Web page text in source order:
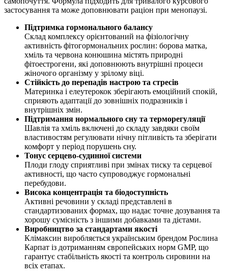
застосування та може доповнювати раціон при менопаузі.
Підтримка гормонального балансу
Склад комплексу орієнтований на фізіологічну
активність фітогормональних рослин: борова матка,
хміль та червона конюшина містять природні
фітоестрогени, які доповнюють внутрішні процеси
жіночого організму у зрілому віці.
Стійкість до перепадів настрою та стресів
Материнка і елеутерокок зберігають емоційний спокій,
сприяють адаптації до зовнішніх подразників і
внутрішніх змін.
Підтримання нормального сну та терморегуляції
Шавлія та хміль включені до складу завдяки своїм
властивостям регулювати нічну пітливість та зберігати
комфорт у період порушень сну.
Тонус серцево-судинної системи
Плоди глоду сприятливі при змінах тиску та серцевої
активності, що часто супроводжує гормональні
перебудови.
Висока концентрація та біодоступність
Активні речовини у складі представлені в
стандартизованих формах, що надає точне дозування та
хорошу сумісність з іншими добавками та дієтами.
Виробництво за стандартами якості
Клімаксин виробляється українським брендом Рослина
Карпат із дотриманням європейських норм GMP, що
гарантує стабільність якості та контроль сировини на
всіх етапах.